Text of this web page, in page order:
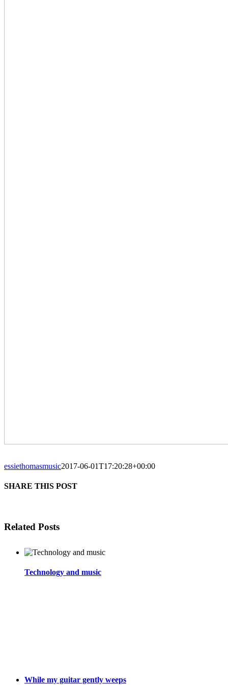
essiethomasmusic2017-06-01T17:20:28+00:00
SHARE THIS POST
Related Posts
Technology and music
While my guitar gently weeps